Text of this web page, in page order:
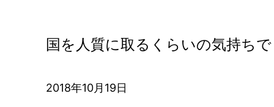
国を人質に取るくらいの気持ちで
2018年10月19日